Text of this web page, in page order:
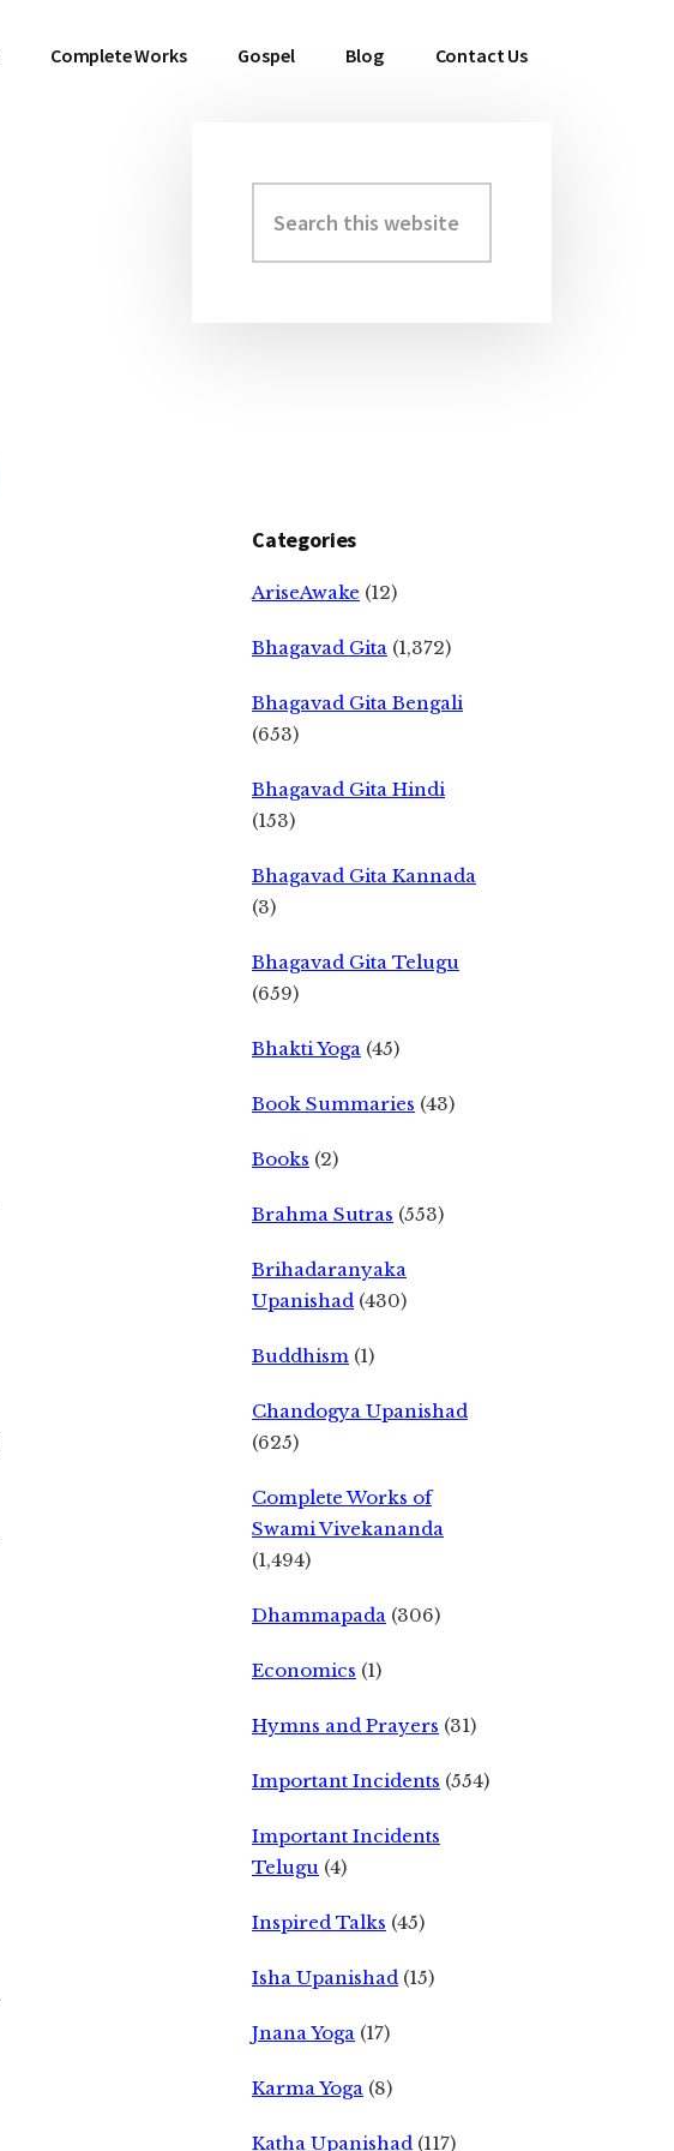
Complete Works Gospel Blog Contact Us
Primary
Sidebar
this
website
Categories
AriseAwake (12)
Bhagavad Gita (1,372)
Bhagavad Gita Bengali
(653)
Bhagavad Gita Hindi
(153)
Bhagavad Gita Kannada
(3)
Bhagavad Gita Telugu
(659)
Bhakti Yoga (45)
Book Summaries (43)
Books (2)
Brahma Sutras (553)
Brihadaranyaka
Upanishad (430)
Buddhism (1)
Chandogya Upanishad
(625)
Complete Works of
Swami Vivekananda
(1,494)
Dhammapada (306)
Economics (1)
Hymns and Prayers (31)
Important Incidents (554)
Important Incidents
Telugu (4)
Inspired Talks (45)
Isha Upanishad (15)
Jnana Yoga (17)
Karma Yoga (8)
Katha Upanishad (117)